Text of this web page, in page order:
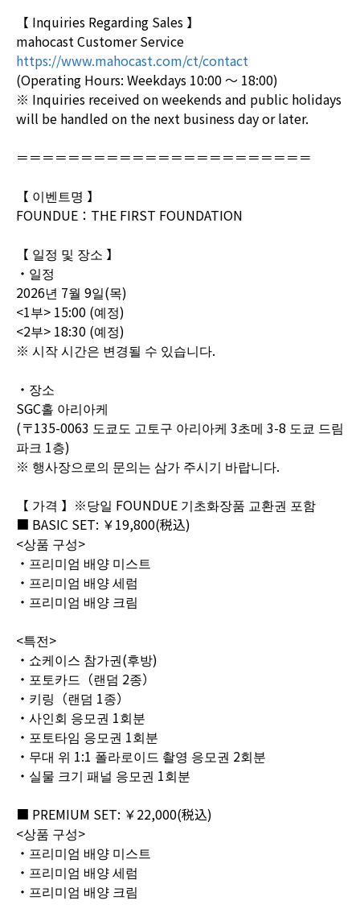
【 Inquiries Regarding Sales 】
mahocast Customer Service
https://www.mahocast.com/ct/contact
(Operating Hours: Weekdays 10:00 ～ 18:00)
※ Inquiries received on weekends and public holidays
will be handled on the next business day or later.
＝＝＝＝＝＝＝＝＝＝＝＝＝＝＝＝＝＝＝＝＝＝＝
【 이벤트명 】
FOUNDUE：THE FIRST FOUNDATION
【 일정 및 장소 】
・일정
2026년 7월 9일(목)
<1부> 15:00 (예정)
<2부> 18:30 (예정)
※ 시작 시간은 변경될 수 있습니다.
・장소
SGC홀 아리아케
(〒135-0063 도쿄도 고토구 아리아케 3초메 3-8 도쿄 드림
파크 1층)
※ 행사장으로의 문의는 삼가 주시기 바랍니다.
【 가격 】※당일 FOUNDUE 기초화장품 교환권 포함
■ BASIC SET: ￥19,800(税込)
<상품 구성>
・프리미엄 배양 미스트
・프리미엄 배양 세럼
・프리미엄 배양 크림
<특전>
・쇼케이스 참가권(후방)
・포토카드（랜덤 2종）
・키링（랜덤 1종）
・사인회 응모권 1회분
・포토타임 응모권 1회분
・무대 위 1:1 폴라로이드 촬영 응모권 2회분
・실물 크기 패널 응모권 1회분
■ PREMIUM SET: ￥22,000(税込)
<상품 구성>
・프리미엄 배양 미스트
・프리미엄 배양 세럼
・프리미엄 배양 크림